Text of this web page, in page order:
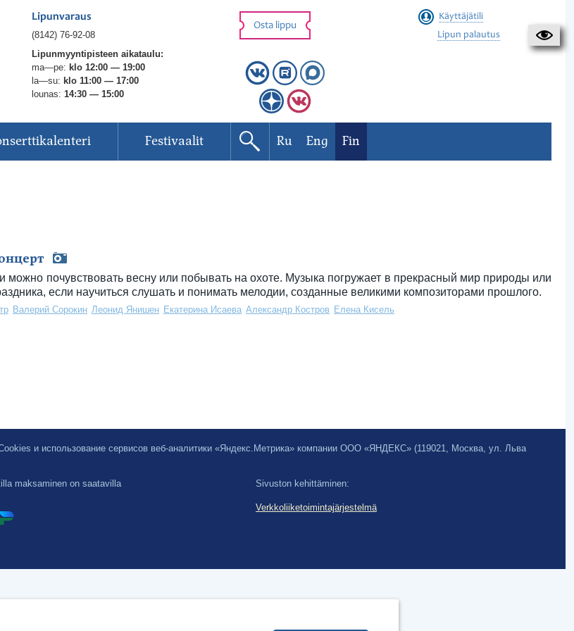
Lipunvaraus
(8142) 76-92-08
Lipunmyyntipisteen aikataulu:
ma—pe: klo 12:00 — 19:00
la—su: klo 11:00 — 17:00
lounas: 14:30 — 15:00
Osta lippu
Käyttäjätili
Lipun palautus
Festivaalit Ru Eng Fin
почувствовать весну или побывать на охоте. Музыка погружает в прекрасный мир природы или
если научиться слушать и понимать мелодии, созданные великими композиторами прошлого.
Валерий Сорокин Леонид Янишен Екатерина Исаева Александр Костров Елена Кисель
и использование сервисов веб-аналитики «Яндекс.Метрика» компании ООО «ЯНДЕКС» (119021, Москва, ул. Льва
maksaminen on saatavilla Sivuston kehittäminen:
Verkkoliiketoimintajärjestelmä